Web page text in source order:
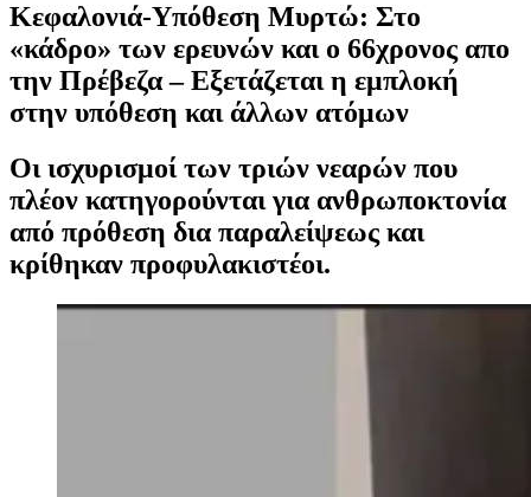
Κεφαλονιά-Υπόθεση Μυρτώ: Στο
«κάδρο» των ερευνών και ο 66χρονος απο
την Πρέβεζα – Εξετάζεται η εμπλοκή
στην υπόθεση και άλλων ατόμων
Οι ισχυρισμοί των τριών νεαρών που
πλέον κατηγορούνται για ανθρωποκτονία
από πρόθεση δια παραλείψεως και
κρίθηκαν προφυλακιστέοι.